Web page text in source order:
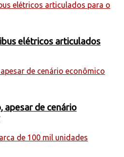
elétricos articulados
apesar de cenário